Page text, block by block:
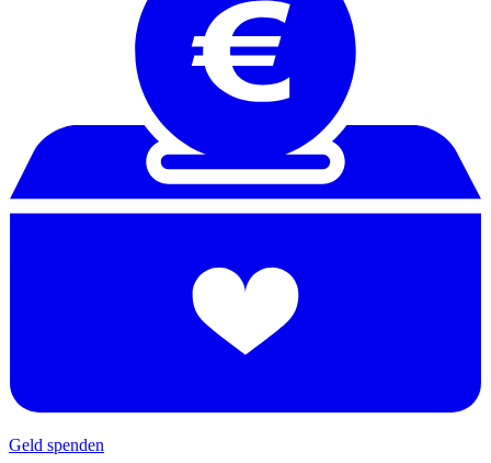
Geld spenden